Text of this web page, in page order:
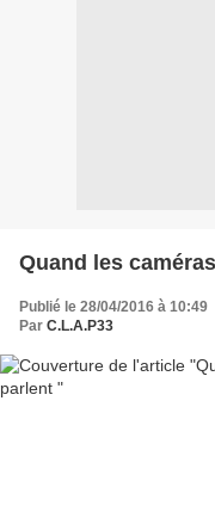
Quand les
Publié le 28/04/2016 à 10:49
Par C.L.A.P33